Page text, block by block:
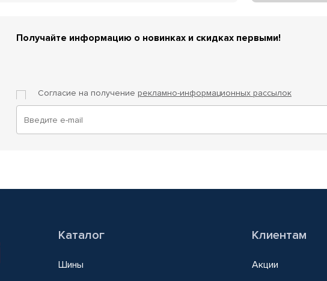
Получайте информацию о новинках и скидках первыми!
Согласие на получение рекламно-информационных рассылок
Каталог
Шины
Клиентам
Акции